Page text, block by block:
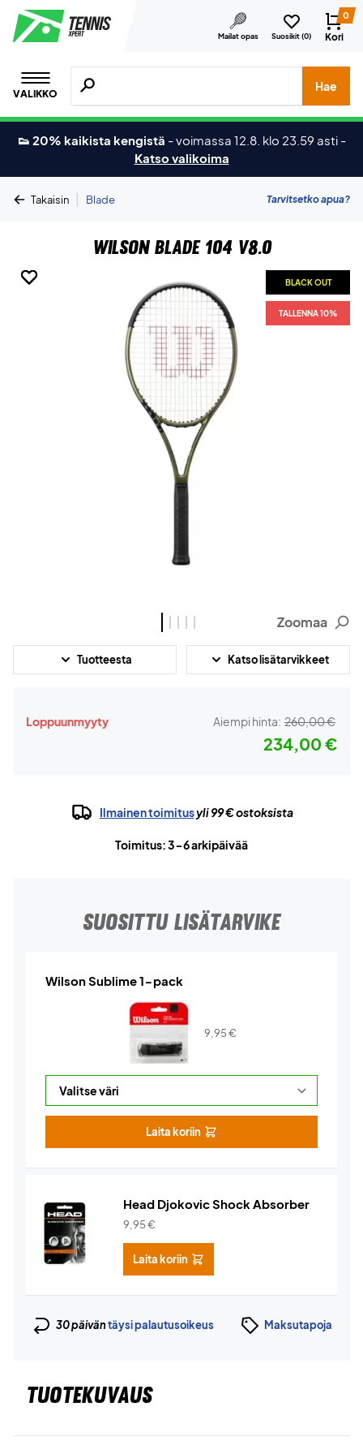
Mailat opas Suosikit (0)
0
Kori
VALIKKO
Hae tuotteita, merkkejä jne.
Hae
👟 20% kaikista kengistä -voimassa 12.8. klo 23.59 asti -
Katso valikoima
Takaisin | Blade Tarvitsetko apua?
Wilson Blade 104 V8.0
BLACK OUT
TALLENNA 10%
BLACK OUT
TALLENNA 10%
BLACK OUT
TALLENNA 10%
BLACK OUT
TALLENNA 10%
BLACK OUT
TALLENNA 10%
Zoomaa
Tuotteesta Katso lisätarvikkeet
Loppuunmyyty Aiempi hinta: 260,00 €
234,00 €
Ilmainen toimitusyli 99 € ostoksista
Toimitus: 3-6 arkipäivää
SUOSITTU LISÄTARVIKE
Wilson Sublime 1-pack
9,95€
Laita koriin
Head Djokovic Shock Absorber
9,95€
Laita koriin
30 päiväntäysi palautusoikeus Maksutapoja
TUOTEKUVAUS